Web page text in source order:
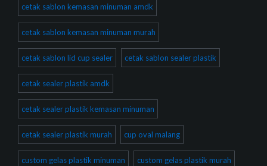
cetak sablon kemasan minuman amdk
cetak sablon kemasan minuman murah
cetak sablon lid cup sealer cetak sablon sealer plastik
cetak sealer plastik amdk
cetak sealer plastik kemasan minuman
cetak sealer plastik murah cup oval malang
custom gelas plastik minuman custom gelas plastik murah